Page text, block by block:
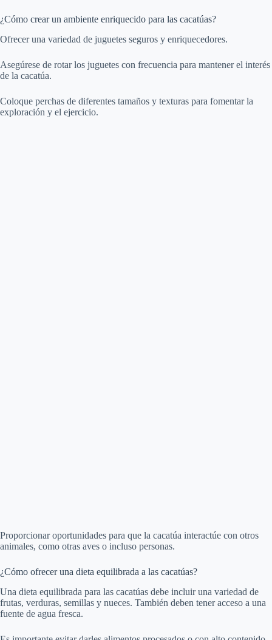
¿Cómo crear un ambiente enriquecido para las cacatúas?
Ofrecer una variedad de juguetes seguros y enriquecedores.
Asegúrese de rotar los juguetes con frecuencia para mantener el interés
de la cacatúa.
Coloque perchas de diferentes tamaños y texturas para fomentar la
exploración y el ejercicio.
Proporcionar oportunidades para que la cacatúa interactúe con otros
animales, como otras aves o incluso personas.
¿Cómo ofrecer una dieta equilibrada a las cacatúas?
Una dieta equilibrada para las cacatúas debe incluir una variedad de
frutas, verduras, semillas y nueces. También deben tener acceso a una
fuente de agua fresca.